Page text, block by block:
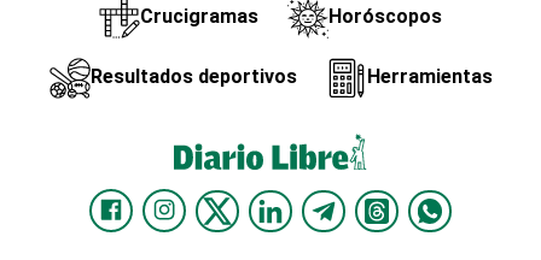
Crucigramas Horóscopos
Resultados deportivos Herramientas